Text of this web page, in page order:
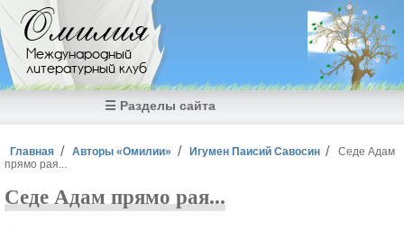
Перейти к основному содержанию
Омилия
Международный
литературный клуб
☰ Разделы сайта
Вы здесь
Главная Авторы «Омилии» Игумен Паисий Савосин
Седе Адам
прямо рая...
Седе Адам прямо рая...